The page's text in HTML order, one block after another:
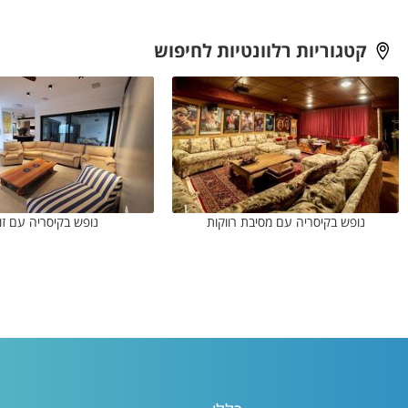
קטגוריות רלוונטיות לחיפוש
נופש בקיסריה עם מסיבת רווקות נופש בקיסריה עם